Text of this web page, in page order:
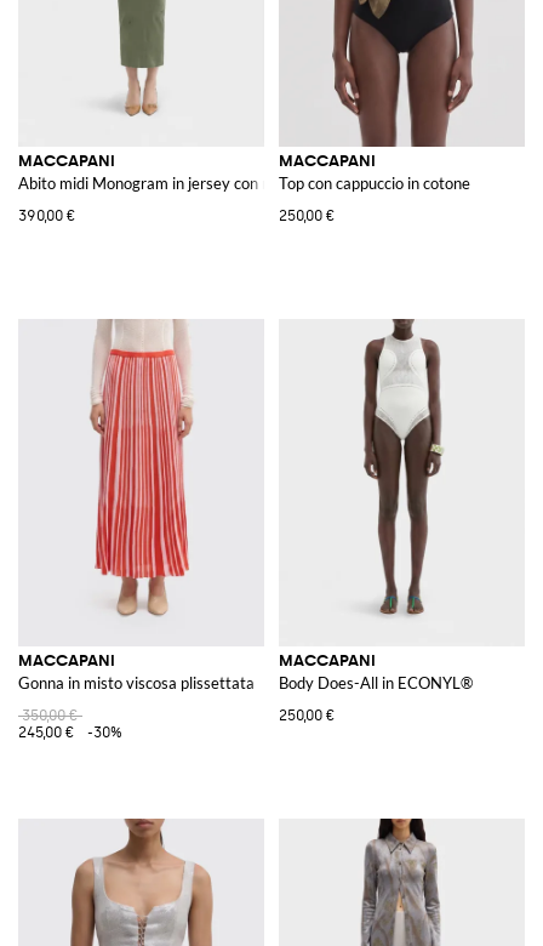
MACCAPANI
Abito midi Monogram in jersey con ricami floreali
390,00 €
MACCAPANI
Top con cappuccio in cotone
250,00 €
MACCAPANI
Gonna in misto viscosa plissettata
350,00 €
245,00 €
-30%
MACCAPANI
Body Does-All in ECONYL®
250,00 €